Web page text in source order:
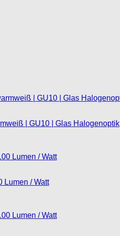
| GU10 | Glas Halogenoptik
Lumen / Watt